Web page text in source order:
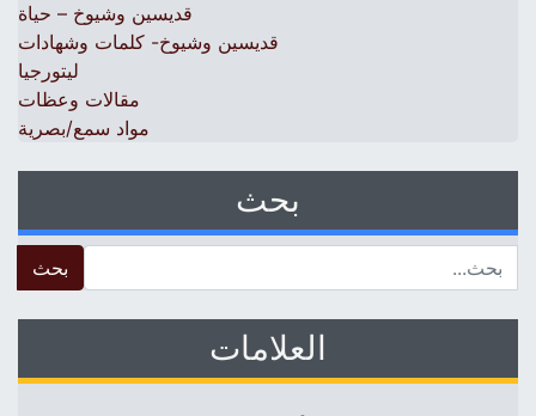
قديسين وشيوخ – حياة
قديسين وشيوخ- كلمات وشهادات
ليتورجيا
مقالات وعظات
مواد سمع/بصرية
بحث
العلامات